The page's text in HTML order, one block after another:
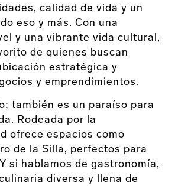
calidad de vida y un
eso y más. Con una
y una vibrante vida cultural,
de quienes buscan
estratégica y
y emprendimientos.
también es un paraíso para
Rodeada por la
ofrece espacios como
de la Silla, perfectos para
si hablamos de gastronomía,
diversa y llena de